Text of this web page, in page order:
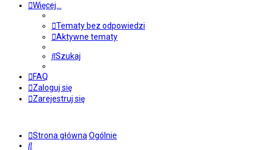
Więcej…
Tematy bez odpowiedzi
Aktywne tematy
Szukaj
FAQ
Zaloguj się
Zarejestruj się
Strona główna Ogólnie
Szukaj